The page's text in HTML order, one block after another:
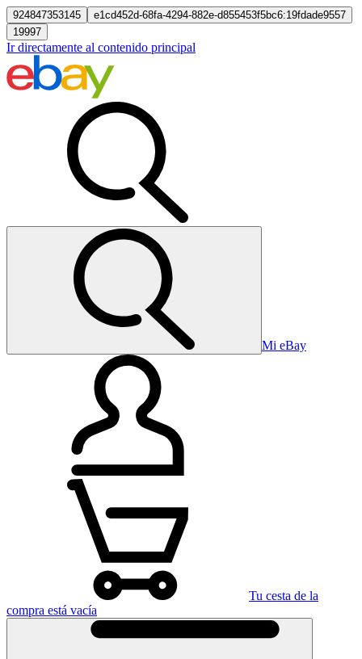
924847353145
e1cd452d-68fa-4294-882e-d855453f5bc6:19fdade9557
19997
Ir directamente al contenido principal
Mi eBay
Tu cesta de la
compra está vacía